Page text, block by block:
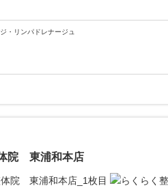
・リンパドレナージュ
院 東浦和本店